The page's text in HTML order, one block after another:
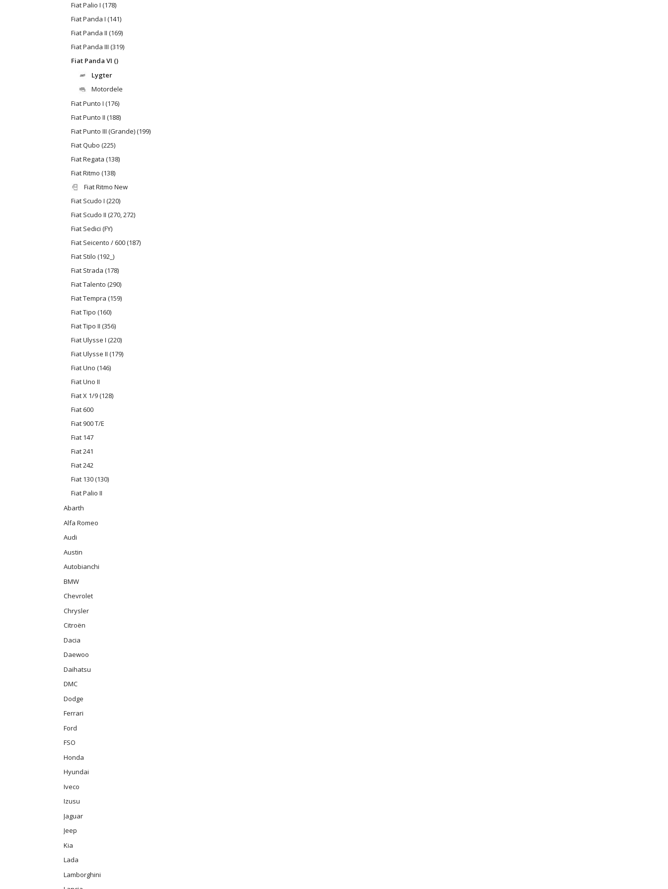
Fiat Palio I (178)
Fiat Panda I (141)
Fiat Panda II (169)
Fiat Panda III (319)
Fiat Panda VI ()
Lygter
Motordele
Fiat Punto I (176)
Fiat Punto II (188)
Fiat Punto III (Grande) (199)
Fiat Qubo (225)
Fiat Regata (138)
Fiat Ritmo (138)
Fiat Ritmo New
Fiat Scudo I (220)
Fiat Scudo II (270, 272)
Fiat Sedici (FY)
Fiat Seicento / 600 (187)
Fiat Stilo (192_)
Fiat Strada (178)
Fiat Talento (290)
Fiat Tempra (159)
Fiat Tipo (160)
Fiat Tipo II (356)
Fiat Ulysse I (220)
Fiat Ulysse II (179)
Fiat Uno (146)
Fiat Uno II
Fiat X 1/9 (128)
Fiat 600
Fiat 900 T/E
Fiat 147
Fiat 241
Fiat 242
Fiat 130 (130)
Fiat Palio II
Abarth
Alfa Romeo
Audi
Austin
Autobianchi
BMW
Chevrolet
Chrysler
Citroën
Dacia
Daewoo
Daihatsu
DMC
Dodge
Ferrari
Ford
FSO
Honda
Hyundai
Iveco
Izusu
Jaguar
Jeep
Kia
Lada
Lamborghini